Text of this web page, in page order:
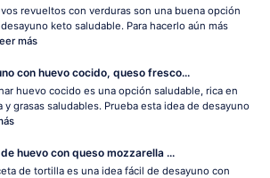
revueltos con verduras son una buena opción
keto saludable. Para hacerlo aún más
más
con huevo cocido, queso fresco...
huevo cocido es una opción saludable, rica en
y grasas saludables. Prueba esta idea de desayuno
huevo con queso mozzarella ...
de tortilla es una idea fácil de desayuno con